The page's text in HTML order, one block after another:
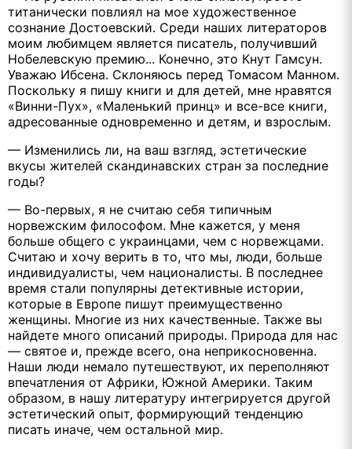
титанически повлиял на мое художественное
сознание Достоевский. Среди наших литераторов
моим любимцем является писатель, получивший
Нобелевскую премию... Конечно, это Кнут Гамсун.
Уважаю Ибсена. Склоняюсь перед Томасом Манном.
Поскольку я пишу книги и для детей, мне нравятся
«Винни-Пух», «Маленький принц» и все-все книги,
адресованные одновременно и детям, и взрослым.
— Изменились ли, на ваш взгляд, эстетические
вкусы жителей скандинавских стран за последние
годы?
— Во-первых, я не считаю себя типичным
норвежским философом. Мне кажется, у меня
больше общего с украинцами, чем с норвежцами.
Считаю и хочу верить в то, что мы, люди, больше
индивидуалисты, чем националисты. В последнее
время стали популярны детективные истории,
которые в Европе пишут преимущественно
женщины. Многие из них качественные. Также вы
найдете много описаний природы. Природа для нас
— святое и, прежде всего, она неприкосновенна.
Наши люди немало путешествуют, их переполняют
впечатления от Африки, Южной Америки. Таким
образом, в нашу литературу интегрируется другой
эстетический опыт, формирующий тенденцию
писать иначе, чем остальной мир.